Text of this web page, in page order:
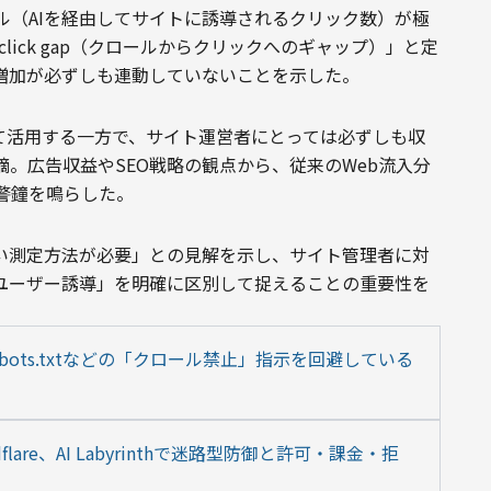
AIを経由してサイトに誘導されるクリック数）が極
gap（クロールからクリックへのギャップ）」と定
が必ずしも連動していないことを示した。
用する一方で、サイト運営者にとっては必ずしも収
広告収益やSEO戦略の観点から、従来のWeb流入分
を鳴らした。
定方法が必要」との見解を示し、サイト管理者に対
ザー誘導」を明確に区別して捉えることの重要性を
などの「クロール禁止」指示を回避している
、AI Labyrinthで迷路型防御と許可・課金・拒